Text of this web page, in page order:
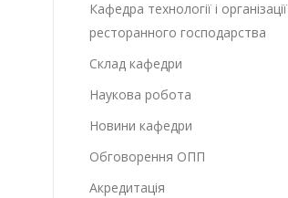
Кафедра технології і організації
ресторанного господарства
Склад кафедри
Наукова робота
Новини кафедри
Обговорення ОПП
Акредитація